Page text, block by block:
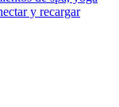
y recargar